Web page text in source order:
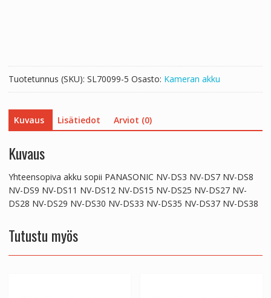
NV-
DS8
NV-
DS9
NV-
DS11
NV-
DS12
NV-
DS15
NV-
DS27
NV-
Tuotetunnus (SKU): SL70099-5 Osasto: Kameran akku
Kuvaus Lisätiedot Arviot (0)
Kuvaus
Yhteensopiva akku sopii PANASONIC NV-DS3 NV-DS7 NV-DS8
NV-DS9 NV-DS11 NV-DS12 NV-DS15 NV-DS25 NV-DS27 NV-
DS28 NV-DS29 NV-DS30 NV-DS33 NV-DS35 NV-DS37 NV-DS38
Tutustu myös